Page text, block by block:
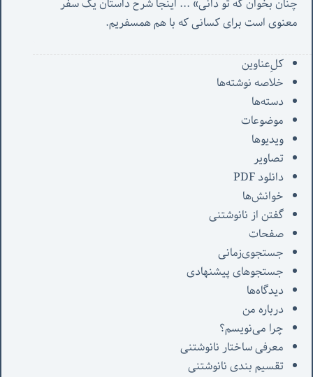
چنان بخوان که تو دانی» ...
معنوی است برای کسانی که با هم همسفریم.
کل‌ِعناوین
خلاصه نوشته‌ها
دسته‌ها
موضوعات
ویدیوها
تصاویر
دانلود PDF
خوانش‌ها
گفتن از نانوشتنی
صفحات
جستجوی‌زمانی
جستجوهای پیشنهادی
دیدگاه‌ها
درباره من
چرا می‌نویسم؟
معرفی‌ ساختار نانوشتنی
تقسیم بندی نانوشتنی